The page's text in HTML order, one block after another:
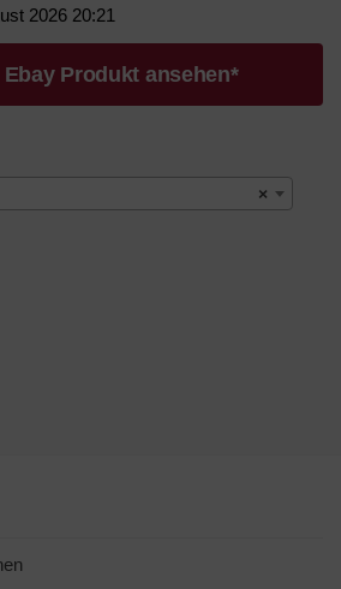
2026 20:21
Ebay Produkt ansehen*
×